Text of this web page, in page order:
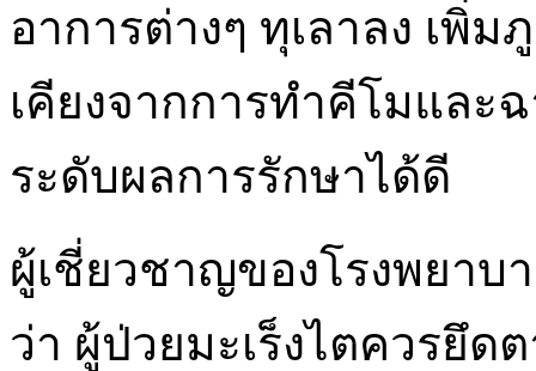
อาการต่างๆ ทุเลาลง เพิ่
เคียงจากการทำคีโมและ
ระดับผลการรักษาได้ดี
ผู้เชี่ยวชาญของโรงพยาบ
ว่า ผู้ป่วยมะเร็งไตควรยึด